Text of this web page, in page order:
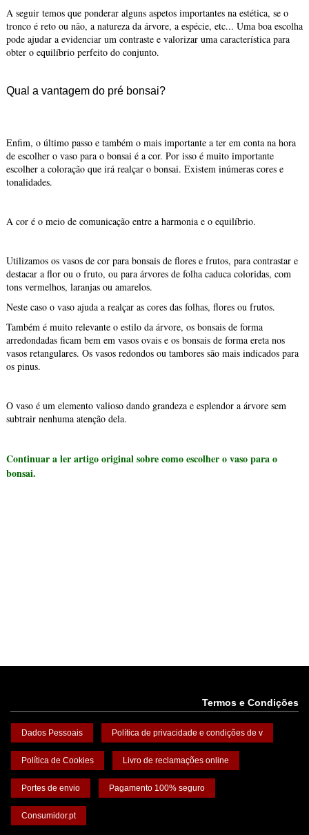
A seguir temos que ponderar alguns aspetos importantes na estética, se o
tronco é reto ou não, a natureza da árvore, a espécie, etc... Uma boa escolha
pode ajudar a evidenciar um contraste e valorizar uma característica para
obter o equilíbrio perfeito do conjunto.
Qual a vantagem do pré bonsai?
Enfim, o último passo e também o mais importante a ter em conta na hora
de escolher o vaso para o bonsai é a cor. Por isso é muito importante
escolher a coloração que irá realçar o bonsai. Existem inúmeras cores e
tonalidades.
A cor é o meio de comunicação entre a harmonia e o equilíbrio.
Utilizamos os vasos de cor para bonsais de flores e frutos, para contrastar e
destacar a flor ou o fruto, ou para árvores de folha caduca coloridas, com
tons vermelhos, laranjas ou amarelos.
Neste caso o vaso ajuda a realçar as cores das folhas, flores ou frutos.
Também é muito relevante o estilo da árvore, os bonsais de forma
arredondadas ficam bem em vasos ovais e os bonsais de forma ereta nos
vasos retangulares. Os vasos redondos ou tambores são mais indicados para
os pinus.
O vaso é um elemento valioso dando grandeza e esplendor a árvore sem
subtrair nenhuma atenção dela.
Continuar a ler artigo original sobre como escolher o vaso para o
bonsai.
Termos e Condições
Dados Pessoais Política de privacidade e condições de v
Política de Cookies Livro de reclamações online
Portes de envio Pagamento 100% seguro
Consumidor.pt